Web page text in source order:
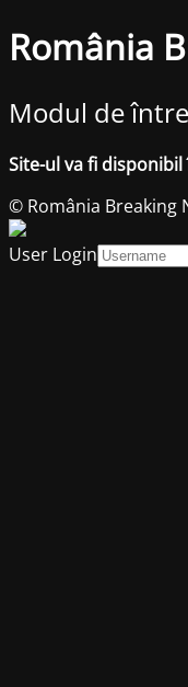
România
Modul de
Site-ul va fi
© România Breaking
User Login